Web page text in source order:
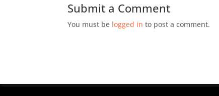
Submit a Comment
You must be logged in to post a comment.